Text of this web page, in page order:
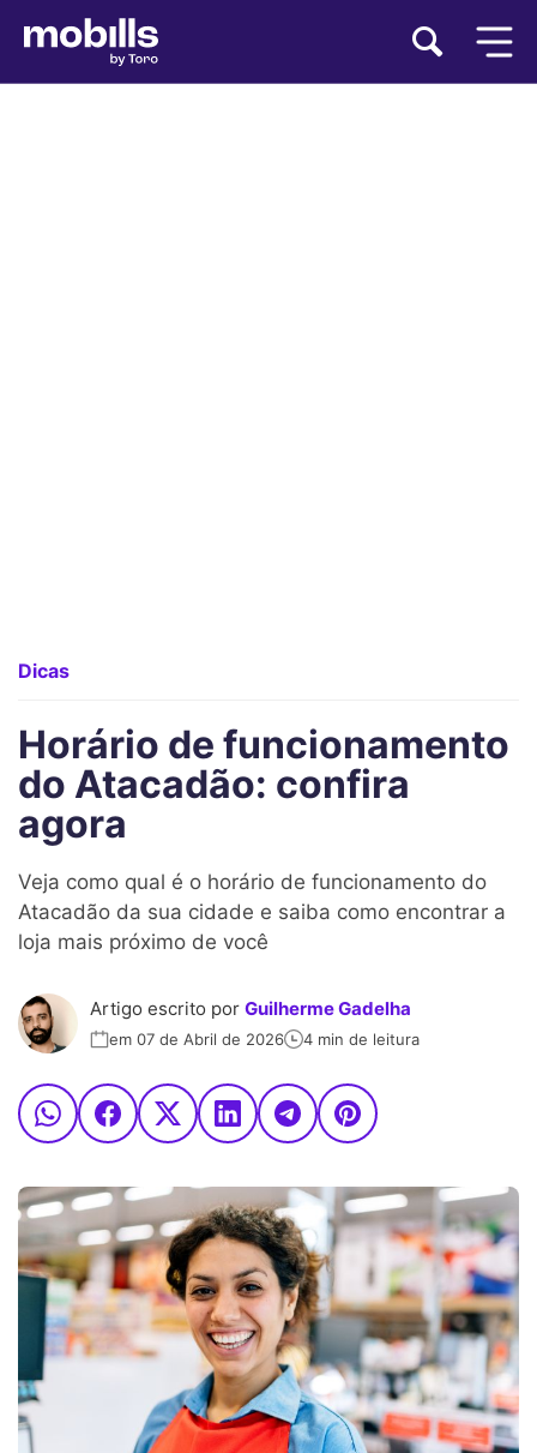
Dicas
Horário de funcionamento
do Atacadão: confira
agora
Veja como qual é o horário de funcionamento do
Atacadão da sua cidade e saiba como encontrar a
loja mais próximo de você
Artigo escrito por Guilherme Gadelha
em 07 de Abril de 2026 4 min de leitura